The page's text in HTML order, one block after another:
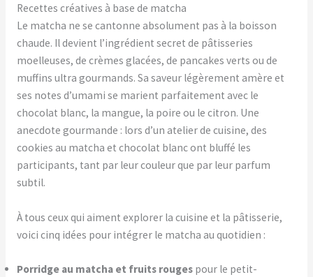
Recettes créatives à base de matcha
Le matcha ne se cantonne absolument pas à la boisson
chaude. Il devient l’ingrédient secret de pâtisseries
moelleuses, de crèmes glacées, de pancakes verts ou de
muffins ultra gourmands. Sa saveur légèrement amère et
ses notes d’umami se marient parfaitement avec le
chocolat blanc, la mangue, la poire ou le citron. Une
anecdote gourmande : lors d’un atelier de cuisine, des
cookies au matcha et chocolat blanc ont bluffé les
participants, tant par leur couleur que par leur parfum
subtil.
À tous ceux qui aiment explorer la cuisine et la pâtisserie,
voici cinq idées pour intégrer le matcha au quotidien :
Porridge au matcha et fruits rougespour le petit-